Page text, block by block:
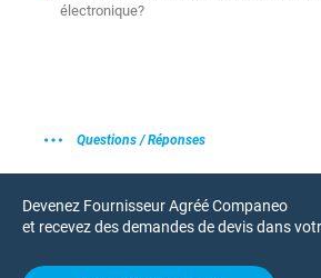
électronique?
Questions / Réponses
Devenez Fournisseur Agréé Companeo
et recevez des demandes de devis dans